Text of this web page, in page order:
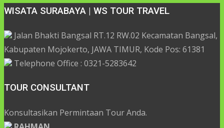
WISATA SURABAYA | WS TOUR TRAVEL
Jalan Bhakti Bangsal RT.12 RW.02 Kecamatan Bangsal,
Kabupaten Mojokerto, JAWA TIMUR, Kode Pos: 61381
Telephone Office : 0321-5283642
TOUR CONSULTANT
Konsultasikan Permintaan Tour Anda.